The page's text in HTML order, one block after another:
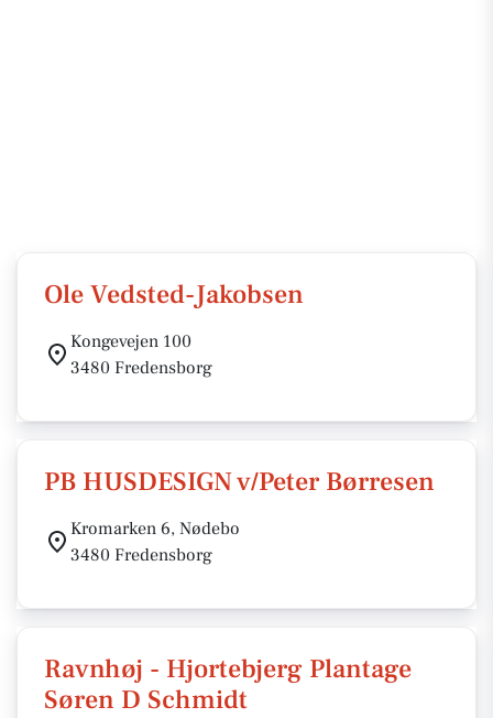
Ole Vedsted-Jakobsen
Kongevejen 100
3480 Fredensborg
PB HUSDESIGN v/Peter Børresen
Kromarken 6, Nødebo
3480 Fredensborg
Ravnhøj - Hjortebjerg Plantage
Søren D Schmidt